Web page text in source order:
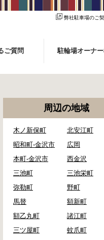
弊社駐車場のご
ご質問 駐輪場オーナ
周辺の地域
木ノ新保町
北安江町
昭和町-金沢市
広岡
本町-金沢市
西金沢
三池町
三池栄町
弥勒町
野町
馬替
額新町
額乙丸町
諸江町
三ツ屋町
蚊爪町